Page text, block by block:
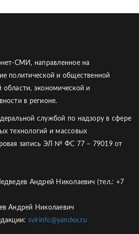
СМИ, направленное на
политической и общественной
экономической и
в регионе.
службой по надзору в сфере
технологий и массовых
запись ЭЛ № ФС 77 – 79019 от
Андрей Николаевич (тел.: +7
Андрей Николаевич
svirinfo@yandex.ru